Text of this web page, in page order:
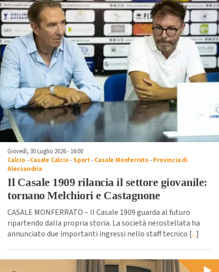
Giovedì, 30 Luglio 2026 - 16:00
Calcio -Casale Calcio-Sport -Casale Monferrato -Provincia di
Alessandria
Il Casale 1909 rilancia il settore giovanile:
tornano Melchiori e Castagnone
CASALE MONFERRATO – Il Casale 1909 guarda al futuro
ripartendo dalla propria storia. La società nerostellata ha
annunciato due importanti ingressi nello staff tecnico [...]